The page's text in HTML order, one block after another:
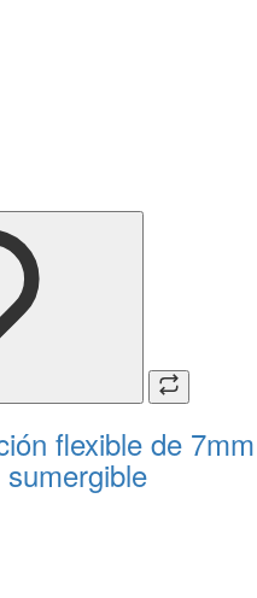
flexible de 7mm